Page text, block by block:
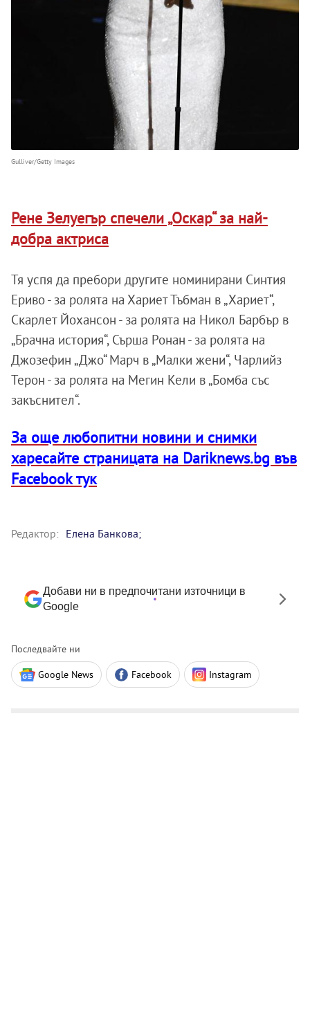
Gulliver/Getty Images
Рене Зелуегър спечели „Оскар“ за най-
добра актриса
Тя успя да пребори другите номинирани Синтия
Ериво - за ролята на Хариет Тъбман в „Хариет“,
Скарлет Йохансон - за ролята на Никол Барбър в
„Брачна история“, Сърша Ронан - за ролята на
Джозефин „Джо“ Марч в „Малки жени“, Чарлийз
Терон - за ролята на Мегин Кели в „Бомба със
закъснител“.
За още любопитни новини и снимки
харесайте страницата на Dariknews.bg във
Facebook тук
Редактор: Eлена Банкова;
Добави ни в предпочитани източници в
Google
Последвайте ни
Google News Facebook Instagram